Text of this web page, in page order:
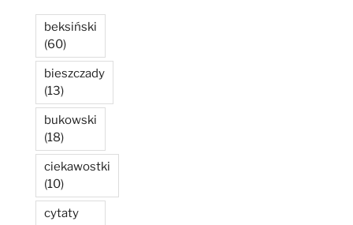
beksiński
(60)
bieszczady
(13)
bukowski
(18)
ciekawostki
(10)
cytaty